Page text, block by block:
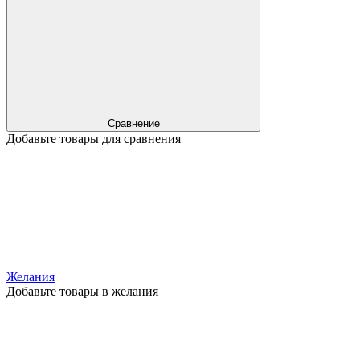
Сравнение
Добавьте товары для сравнения
Желания
Добавьте товары в желания